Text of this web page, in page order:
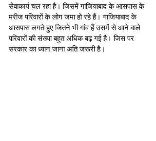
सेवाकार्य चल रहा है। जिसमें गाजियाबाद के आसपास के
मरीज परिवारों के लोग जमा हो रहे हैं। गाजियाबाद के
आसपास लगते हुए जितने भी गांव हैं उसमें से आने वाले
परिवारों की संख्या बहुत अधिक बढ़ गई है। जिस पर
सरकार का ध्यान जाना अति जरूरी है।